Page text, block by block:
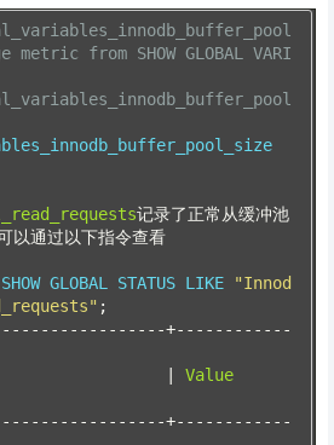
metric from SHOW GLOBAL VARI
mysql_global_variables_innodb_buffer_pool_size
记录了正常从缓冲池
以通过以下指令查看
GLOBAL STATUS LIKE
"Innod
;
+------------
Value
+------------